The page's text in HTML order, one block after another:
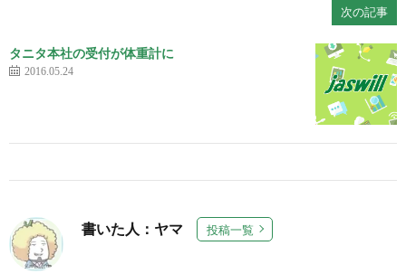
次の記事
タニタ本社の受付が体重計に
2016.05.24
書いた人：ヤマ 投稿一覧